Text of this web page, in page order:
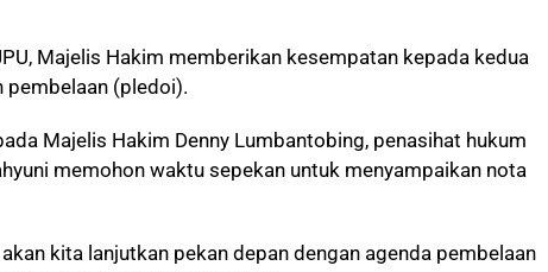
Majelis Hakim memberikan kesempatan kepada kedua
pembelaan (pledoi).
Majelis Hakim Denny Lumbantobing, penasihat hukum
memohon waktu sepekan untuk menyampaikan nota
kita lanjutkan pekan depan dengan agenda pembelaan